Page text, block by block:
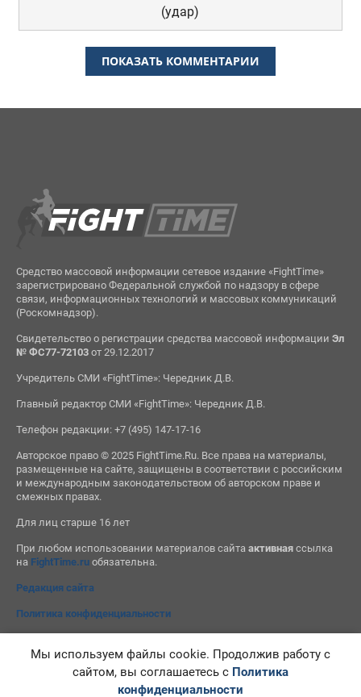
(удар)
ПОКАЗАТЬ КОММЕНТАРИИ
Средство массовой информации сетевое издание «FightTime»
зарегистрировано Федеральной службой по надзору в сфере
связи, информационных технологий и массовых коммуникаций
(Роскомнадзор).
Свидетельство о регистрации средства массовой информации Эл
№ ФС77-72103от 29.12.2017
Учредитель СМИ «FightTime»: Чередник Д.В.
Главный редактор СМИ «FightTime»: Чередник Д.В.
Телефон редакции: +7 (495) 147-17-16
Авторское право © 2025 FightTime.Ru. Все права на материалы,
размещенные на сайте, защищены в соответствии с российским
и международным законодательством об авторском праве и
смежных правах.
Для лиц старше 16 лет
При любом использовании материалов сайта активнаяссылка
на FightTime.ruобязательна.
Редакция сайта
Политика конфиденциальности
Мы используем файлы cookie. Продолжив работу с
сайтом, вы соглашаетесь с Политика
конфиденциальности